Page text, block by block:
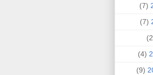
(7)
(7)
(4)
(9)